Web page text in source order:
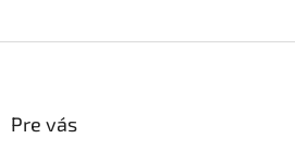
Pre vás